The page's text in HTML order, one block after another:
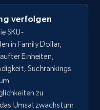
Currency, Initial
and more.
Jetzt anfangen
verfolgen
SKU-
in Family Dollar,
Einheiten,
Suchrankings
zu
Umsatzwachstum